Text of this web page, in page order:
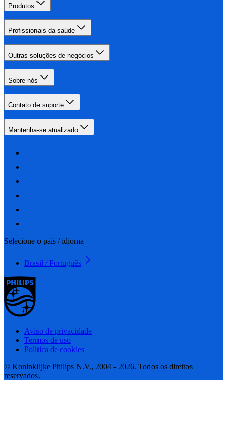
Produtos
Profissionais da saúde
Outras soluções de negócios
Sobre nós
Contato de suporte
Mantenha-se atualizado
Selecione o país / idioma
Brasil / Português
Aviso de privacidade
Termos de uso
Política de cookies
© Koninklijke Philips N.V., 2004 - 2026. Todos os direitos
reservados.